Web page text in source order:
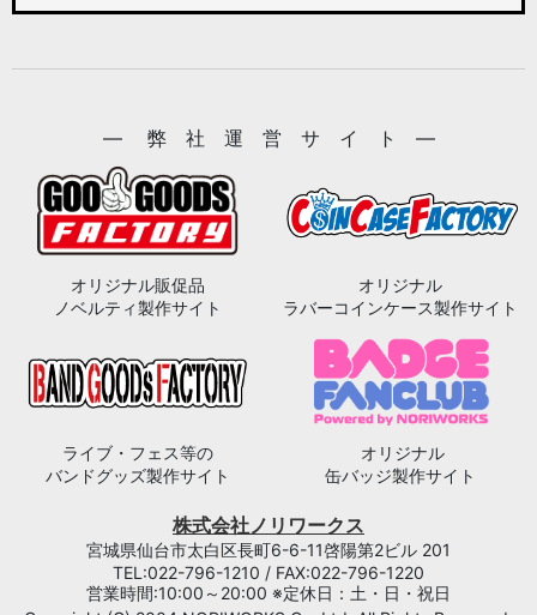
― 弊 社 運 営 サ イ ト ―
オリジナル販促品
ノベルティ製作サイト
オリジナル
ラバーコインケース製作サイト
ライブ・フェス等の
バンドグッズ製作サイト
オリジナル
缶バッジ製作サイト
株式会社ノリワークス
宮城県仙台市太白区長町6-6-11啓陽第2ビル 201
TEL:022-796-1210 / FAX:022-796-1220
営業時間:10:00～20:00 ※定休日：土・日・祝日